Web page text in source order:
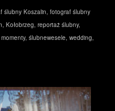
ślubny Koszalin, fotograf ślubny
, Kołobrzeg, reportaż ślubny,
, ślubnewesele, wedding,